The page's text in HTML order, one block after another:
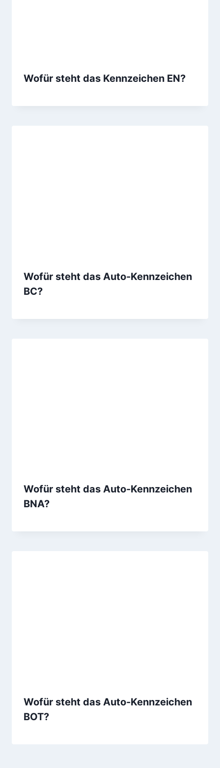
Wofür steht das Kennzeichen EN?
Wofür steht das Auto-Kennzeichen
BC?
Wofür steht das Auto-Kennzeichen
BNA?
Wofür steht das Auto-Kennzeichen
BOT?